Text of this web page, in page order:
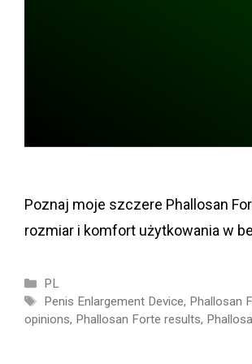
Poznaj moje szczere Phallosan
rozmiar i komfort użytkowania w
Categories
PL
Tags
Penis Enlargement Device, Phallosan
opinions, Phallosan Forte results,